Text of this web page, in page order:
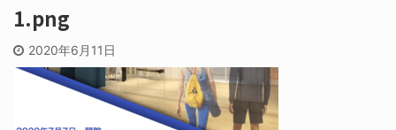
1.png
2020年6月11日